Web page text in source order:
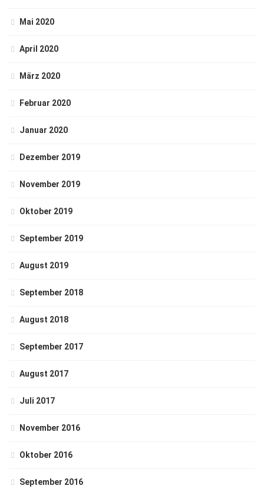
Mai 2020
April 2020
März 2020
Februar 2020
Januar 2020
Dezember 2019
November 2019
Oktober 2019
September 2019
August 2019
September 2018
August 2018
September 2017
August 2017
Juli 2017
November 2016
Oktober 2016
September 2016